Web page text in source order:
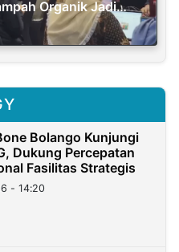
Organik Jadi
Bolango Kunjungi
Dukung Percepatan
Fasilitas Strategis
- 14:20